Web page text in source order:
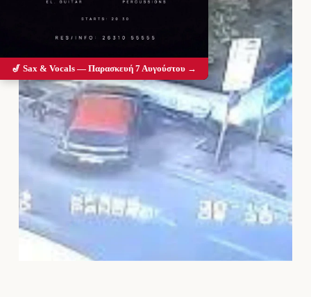
🎷 Sax & Vocals — Παρασκευή 7 Αυγούστου →